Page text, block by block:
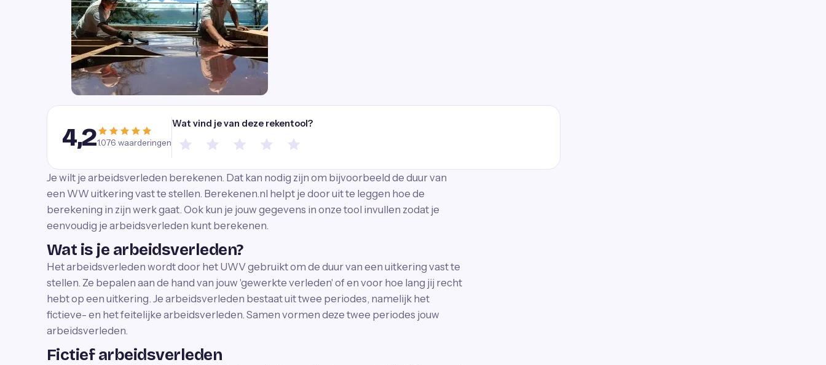
4,21.076 waarderingen
Wat vind je van deze rekentool?
Je wilt je arbeidsverleden berekenen. Dat kan nodig zijn om bijvoorbeeld de duur van
een WW uitkering vast te stellen. Berekenen.nl helpt je door uit te leggen hoe de
berekening in zijn werk gaat. Ook kun je jouw gegevens in onze tool invullen zodat je
eenvoudig je arbeidsverleden kunt berekenen.
Wat is je arbeidsverleden?
Het arbeidsverleden wordt door het UWV gebruikt om de duur van een uitkering vast te
stellen. Ze bepalen aan de hand van jouw 'gewerkte verleden' of en voor hoe lang jij recht
hebt op een uitkering. Je arbeidsverleden bestaat uit twee periodes, namelijk het
fictieve- en het feitelijke arbeidsverleden. Samen vormen deze twee periodes jouw
arbeidsverleden.
Fictief arbeidsverleden